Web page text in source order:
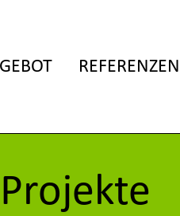
REFERENZEN